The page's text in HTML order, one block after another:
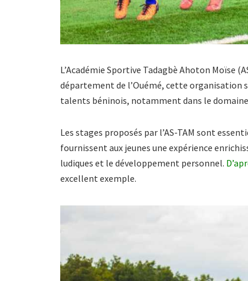
L’Académie Sportive Tadagbè Ahoton Moïse
département de l’Ouémé, cette organisation
talents béninois, notamment dans le
Les stages proposés par l’AS-TAM sont
fournissent aux jeunes une expérience
ludiques et le développement personnel.
excellent exemple.